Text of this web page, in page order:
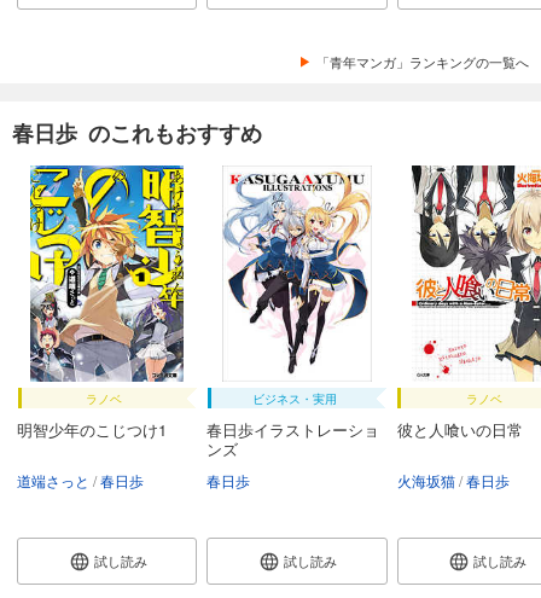
「青年マンガ」ランキングの一覧へ
春日歩 のこれもおすすめ
ラノベ
明智少年のこじつけ1
道端さっと 春日歩
試し読み
ビジネス・実用
春日歩イラストレーショ
ンズ
春日歩
試し読み
ラノベ
彼と人喰いの日常
火海坂猫 春日歩
試し読み